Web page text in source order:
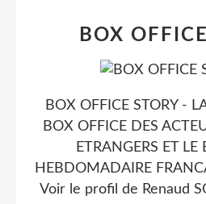
BOX
BOX OFFICE STORY -
BOX OFFICE DES
ETRANGERS ET LE
HEBDOMADAIRE
Voir le profil de Renaud